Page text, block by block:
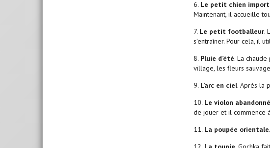
6. Le petit chien
Maintenant, il accueille
7. Le petit footballeur.
s’entraîner. Pour cela, il
8. Pluie d’été. La
village, les fleurs
9. L’arc en ciel. Après la
10. Le violon abandonné
de jouer et il commence
11. La poupée orientale